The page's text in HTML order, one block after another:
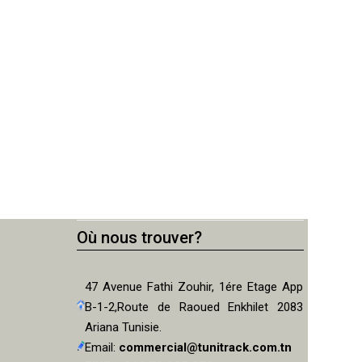
Où nous trouver?
47 Avenue Fathi Zouhir, 1ére Etage App
B-1-2,Route de Raoued Enkhilet 2083
Ariana Tunisie.
Email: commercial@tunitrack.com.tn